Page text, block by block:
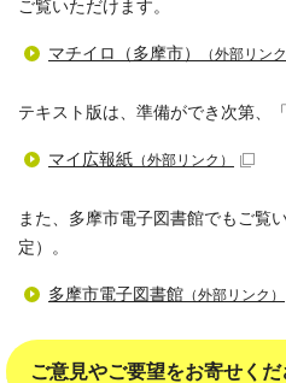
ご覧いただけます。
マチイロ（多摩市） （外部リンク
テキスト版は、準備ができ次第、
マイ広報紙 （外部リンク）
また、多摩市電子図書館でもご覧
定）。
多摩市電子図書館 （外部リンク）
ご意見やご要望をお寄せくだ